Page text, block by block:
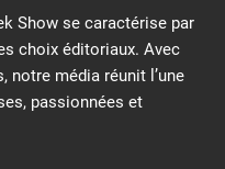
Show se caractérise par
choix éditoriaux. Avec
média réunit l’une
passionnées et